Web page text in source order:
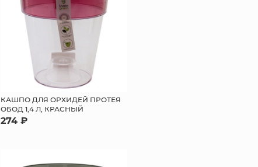
КАШПО ДЛЯ ОРХИДЕЙ ПРОТЕЯ
ОБОД 1,4 Л, КРАСНЫЙ
274 ₽